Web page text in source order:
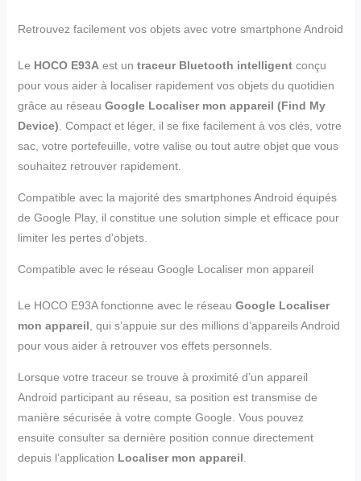
Retrouvez facilement vos objets avec votre smartphone Android
Le HOCO E93Aest un traceur Bluetooth intelligentconçu
pour vous aider à localiser rapidement vos objets du quotidien
grâce au réseau Google Localiser mon appareil (Find My
Device) . Compact et léger, il se fixe facilement à vos clés, votre
sac, votre portefeuille, votre valise ou tout autre objet que vous
souhaitez retrouver rapidement.
Compatible avec la majorité des smartphones Android équipés
de Google Play, il constitue une solution simple et efficace pour
limiter les pertes d’objets.
Compatible avec le réseau Google Localiser mon appareil
Le HOCO E93A fonctionne avec le réseau Google Localiser
mon appareil , qui s’appuie sur des millions d’appareils Android
pour vous aider à retrouver vos effets personnels.
Lorsque votre traceur se trouve à proximité d’un appareil
Android participant au réseau, sa position est transmise de
manière sécurisée à votre compte Google. Vous pouvez
ensuite consulter sa dernière position connue directement
depuis l’application Localiser mon appareil